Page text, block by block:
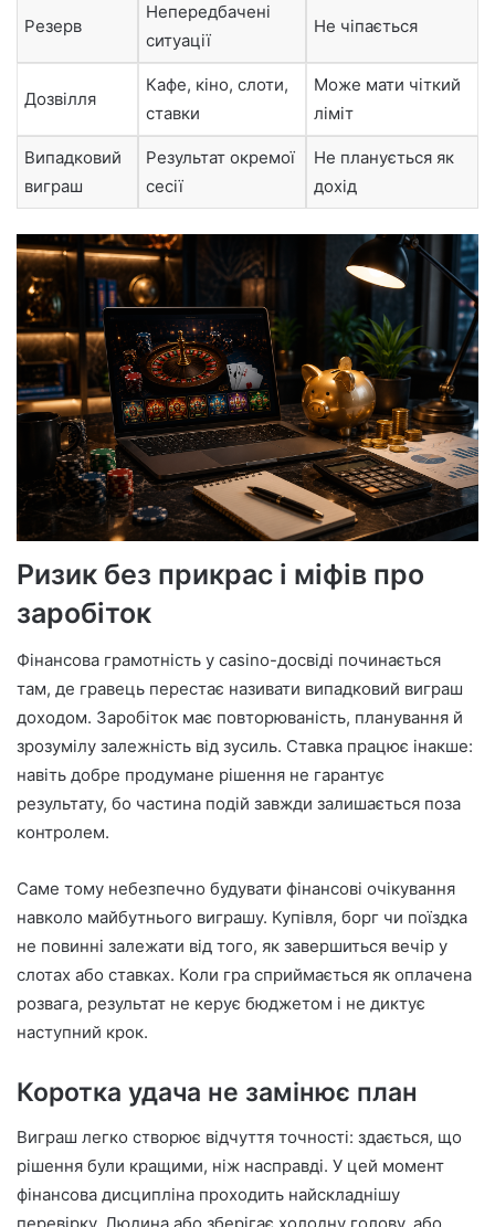
Резерв
Непередбачені
ситуації
Не чіпається
Дозвілля
Кафе, кіно, слоти,
ставки
Може мати чіткий
ліміт
Випадковий
виграш
Результат окремої
сесії
Не планується як
дохід
Ризик без прикрас і міфів про
заробіток
Фінансова грамотність у casino-досвіді починається
там, де гравець перестає називати випадковий виграш
доходом. Заробіток має повторюваність, планування й
зрозумілу залежність від зусиль. Ставка працює інакше:
навіть добре продумане рішення не гарантує
результату, бо частина подій завжди залишається поза
контролем.
Саме тому небезпечно будувати фінансові очікування
навколо майбутнього виграшу. Купівля, борг чи поїздка
не повинні залежати від того, як завершиться вечір у
слотах або ставках. Коли гра сприймається як оплачена
розвага, результат не керує бюджетом і не диктує
наступний крок.
Коротка удача не замінює план
Виграш легко створює відчуття точності: здається, що
рішення були кращими, ніж насправді. У цей момент
фінансова дисципліна проходить найскладнішу
перевірку. Людина або зберігає холодну голову, або